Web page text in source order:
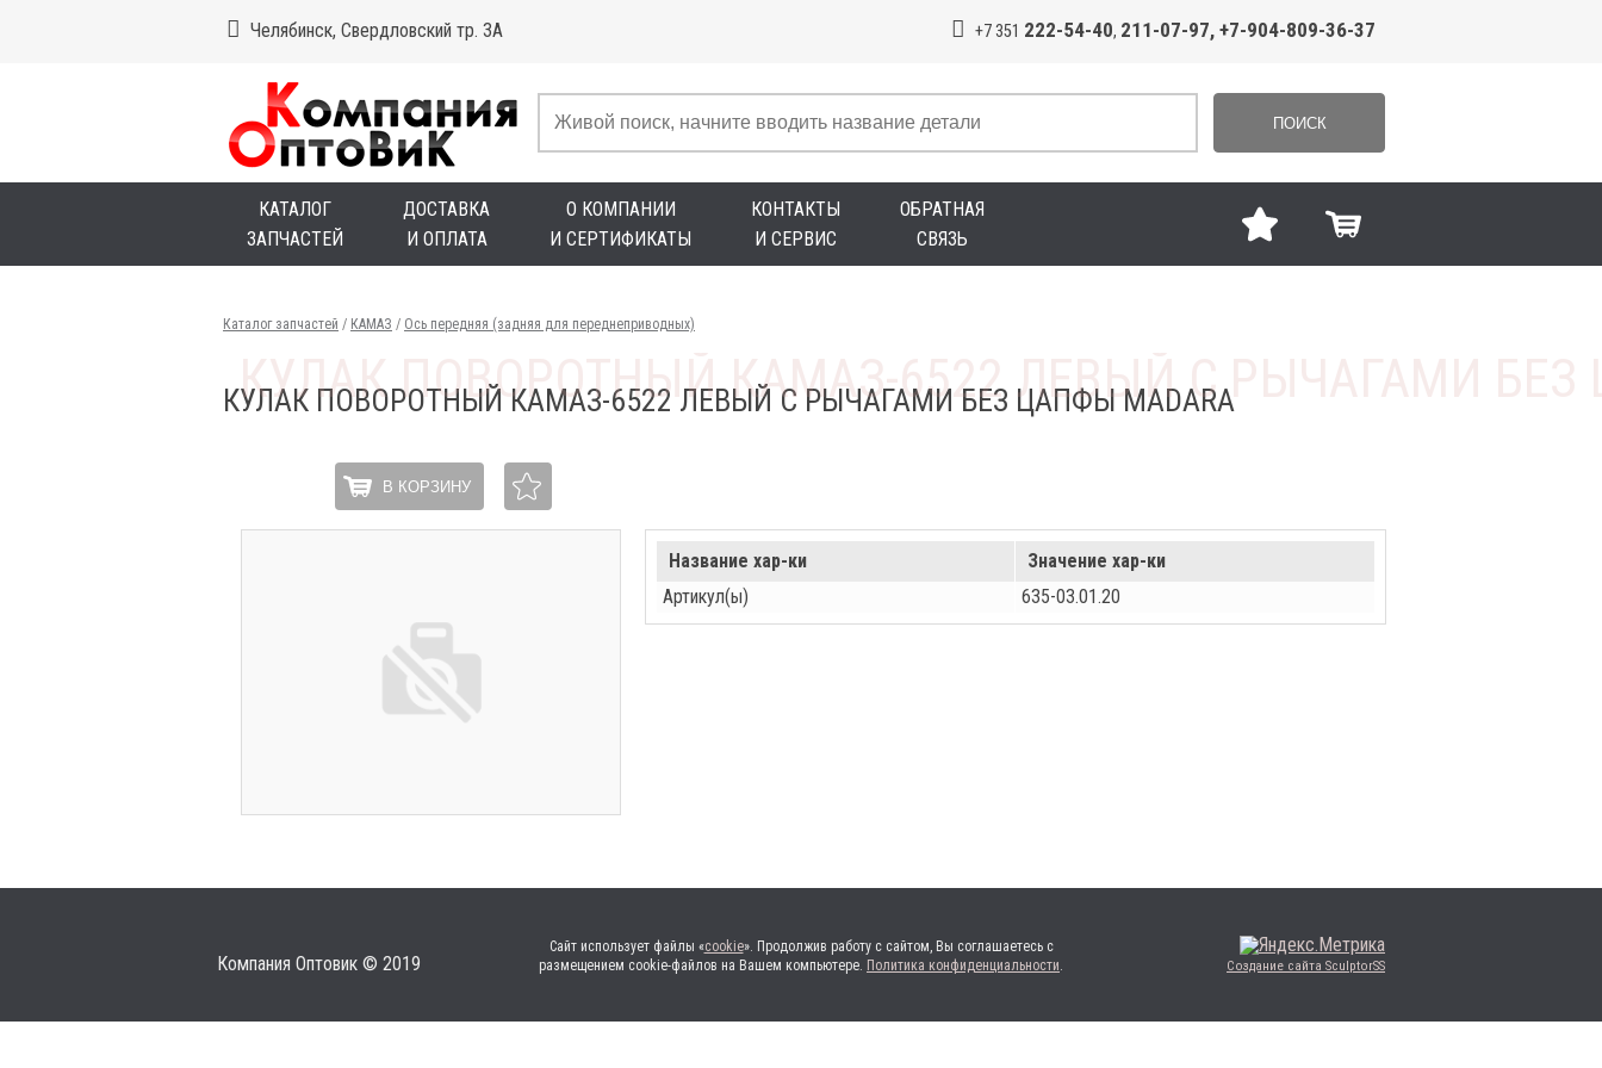
Челябинск, Свердловский тр. 3А +7 351 222-54-40, 211-07-97, +7-904-809-36-37
ПОИСК
КАТАЛОГ
ЗАПЧАСТЕЙ
ДОСТАВКА
И ОПЛАТА
О КОМПАНИИ
И СЕРТИФИКАТЫ
КОНТАКТЫ
И СЕРВИС
ОБРАТНАЯ
СВЯЗЬ
Каталог запчастей / КАМАЗ / Ось передняя (задняя для переднеприводных)
КУЛАК ПОВОРОТНЫЙ КАМАЗ-6522 ЛЕВЫЙ С РЫЧАГАМИ БЕЗ ЦАПФЫ MADARA
В КОРЗИНУ
Название хар-ки
Значение хар-ки
Артикул(ы)
635-03.01.20
Компания Оптовик © 2019
Сайт использует файлы «cookie». Продолжив работу с сайтом, Вы соглашаетесь с
размещением cookie-файлов на Вашем компьютере. Политика конфиденциальности. Создание сайта SculptorSS